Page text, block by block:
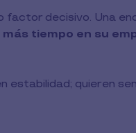
decisivo. Una
tiempo en su
estabilidad; quieren